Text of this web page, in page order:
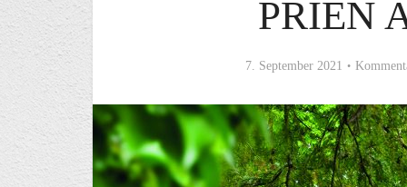
PRIEN
7. September 2021